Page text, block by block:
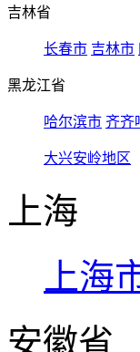
吉林省
长春市 吉林市
黑龙江省
哈尔滨市 齐齐
大兴安岭地区
上海
上海
安徽省